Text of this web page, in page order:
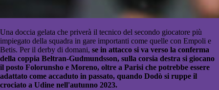
Una doccia gelata che priverà il tecnico del secondo giocatore più
impiegato della squadra in gare importanti come quelle con Empoli e
Betis. Per il derby di domani, se in attacco si va verso la conferma
della coppia Beltran-Gudmundsson, sulla corsia destra si giocano
il posto Folorunsho e Moreno, oltre a Parisi che potrebbe essere
adattato come accaduto in passato, quando Dodò si ruppe il
crociato a Udine nell'autunno 2023.